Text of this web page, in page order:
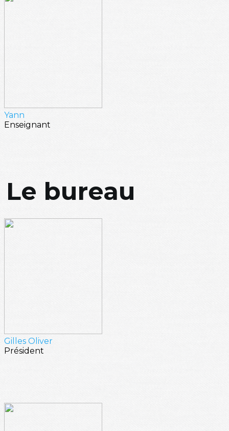
Yann
Enseignant
Le bureau
Gilles Oliver
Président